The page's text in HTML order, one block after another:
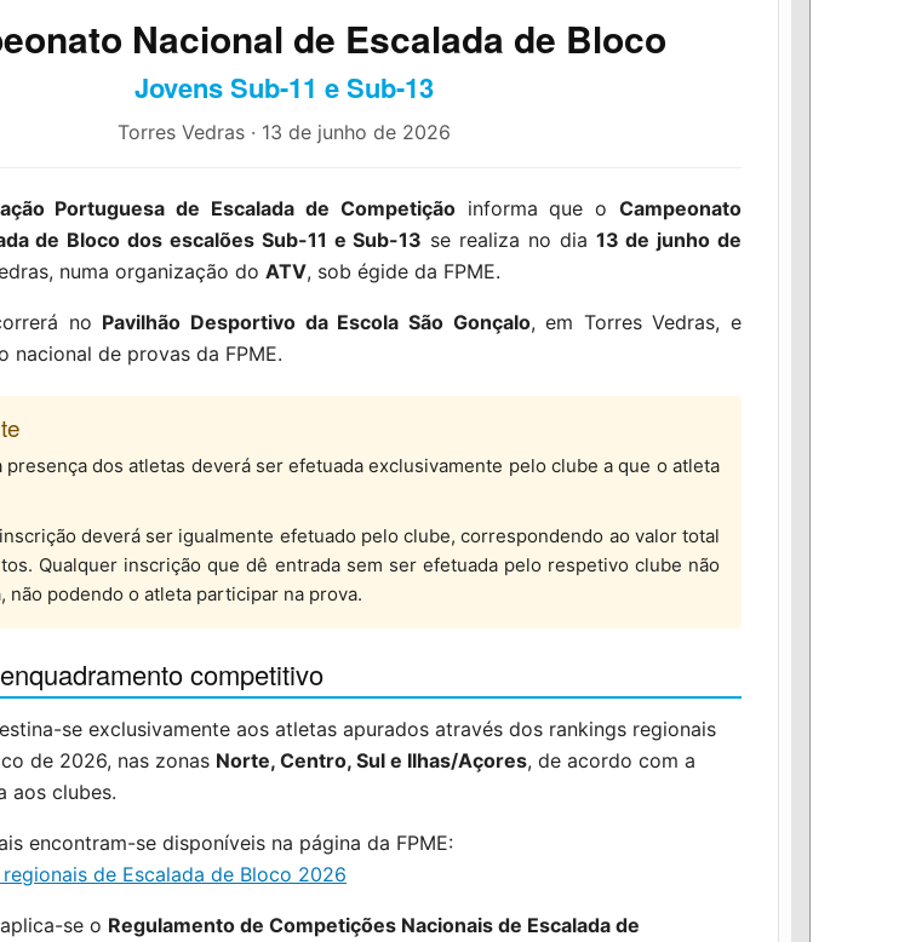
Nacional de Escalada de Bloco
Jovens Sub-11 e Sub-13
Torres Vedras · 13 de junho de 2026
Portuguesa de Escalada de Competiçãoinforma que oCampeonato
de Bloco dos escalões Sub-11 e Sub-13 se realiza no dia 13 de junho de
numa organização do ATV, sob égide da FPME.
no Pavilhão Desportivo da Escola São Gonçalo, em Torres Vedras, e
nacional de provas da FPME.
presença dos atletas deverá ser efetuada exclusivamente pelo clube a que o atleta
deverá ser igualmente efetuado pelo clube, correspondendo ao valor total
Qualquer inscrição que dê entrada sem ser efetuada pelo respetivo clube não
não podendo o atleta participar na prova.
competitivo
se exclusivamente aos atletas apurados através dos rankings regionais
de 2026, nas zonas Norte, Centro, Sul e Ilhas/Açores, de acordo com a
aos clubes.
encontram-se disponíveis na página da FPME:
de Escalada de Bloco 2026
se o Regulamento de Competições Nacionais de Escalada de